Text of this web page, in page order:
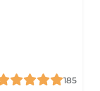
185